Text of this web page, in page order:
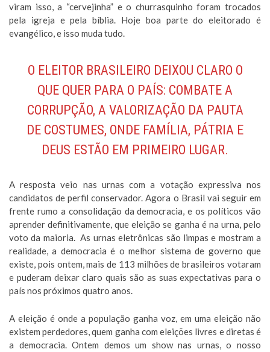
viram isso, a “cervejinha” e o churrasquinho foram trocados
pela igreja e pela bíblia. Hoje boa parte do eleitorado é
evangélico, e isso muda tudo.
O ELEITOR BRASILEIRO DEIXOU CLARO O
QUE QUER PARA O PAÍS: COMBATE A
CORRUPÇÃO, A VALORIZAÇÃO DA PAUTA
DE COSTUMES, ONDE FAMÍLIA, PÁTRIA E
DEUS ESTÃO EM PRIMEIRO LUGAR.
A resposta veio nas urnas com a votação expressiva nos
candidatos de perfil conservador. Agora o Brasil vai seguir em
frente rumo a consolidação da democracia, e os políticos vão
aprender definitivamente, que eleição se ganha é na urna, pelo
voto da maioria. As urnas eletrônicas são limpas e mostram a
realidade, a democracia é o melhor sistema de governo que
existe, pois ontem, mais de 113 milhões de brasileiros votaram
e puderam deixar claro quais são as suas expectativas para o
país nos próximos quatro anos.
A eleição é onde a população ganha voz, em uma eleição não
existem perdedores, quem ganha com eleições livres e diretas é
a democracia. Ontem demos um show nas urnas, o nosso